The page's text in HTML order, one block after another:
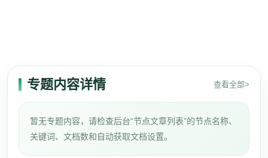
专题内容详情 查看全部>
暂无专题内容，请检查后台“节点文章列表”的节点名称、
关键词、文档数和自动获取文档设置。